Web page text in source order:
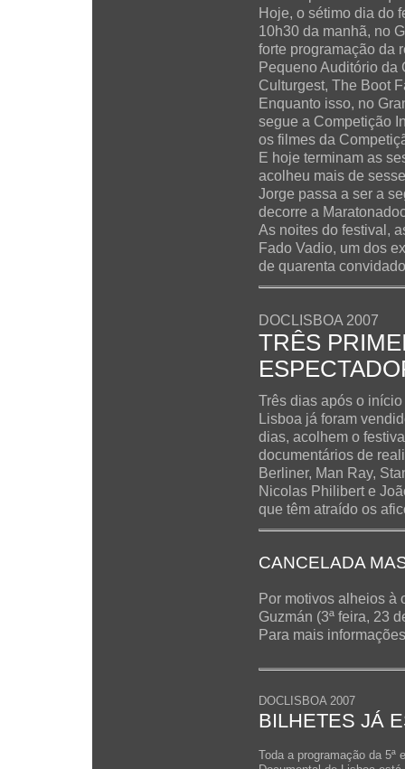
Hoje, o sétimo dia do
10h30 da manhã, no
forte programação da
Pequeno Auditório da
Culturgest, The Boot
Enquanto isso, no
segue a Competição
os filmes da
E hoje terminam as
acolheu mais de
Jorge passa a ser a
decorre a
As noites do festival,
Fado Vadio, um dos
de quarenta
DOCLISBOA 2007
TRÊS
Três dias após o
Lisboa já foram
dias, acolhem o
documentários de
Berliner, Man Ray,
Nicolas Philibert e
que têm atraído os
CANCELADA
Por motivos alheios à
Guzmán (3ª feira, 23
Para mais
DOCLISBOA 2007
BILHETES JÁ
Toda a programação da 5ª